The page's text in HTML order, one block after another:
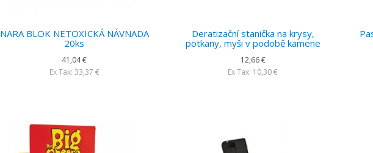
NARA BLOK NETOXICKÁ NÁVNADA
20ks
41,04 €
Ex Tax: 33,37 €
Deratizační stanička na krysy,
potkany, myši v podobě kamene
12,66 €
Ex Tax: 10,30 €